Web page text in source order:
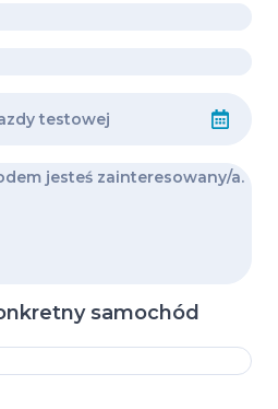
samochód